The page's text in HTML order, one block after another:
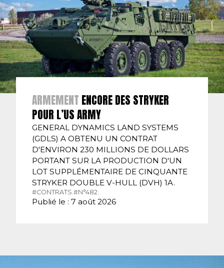
ARMEMENT ENCORE DES STRYKER
POUR L’US ARMY
GENERAL DYNAMICS LAND SYSTEMS
(GDLS) A OBTENU UN CONTRAT
D'ENVIRON 230 MILLIONS DE DOLLARS
PORTANT SUR LA PRODUCTION D'UN
LOT SUPPLÉMENTAIRE DE CINQUANTE
STRYKER DOUBLE V-HULL (DVH) 1A.
#CONTRATS.#N°482.
Publié le : 7 août 2026